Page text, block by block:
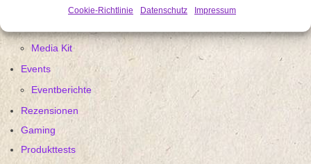
Cookie-Richtlinie Datenschutz Impressum
Media Kit
Events
Eventberichte
Rezensionen
Gaming
Produkttests